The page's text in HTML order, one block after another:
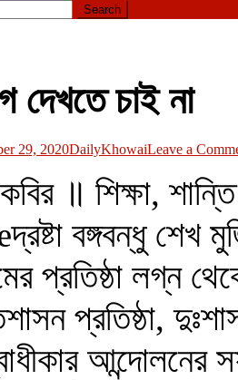
দেখতে চাই না
29, 2020DailyKhowaiLeave a
॥ শিক্ষা,
বঙ্গবন্ধু শেখ
প্রতিষ্ঠা লগ্ন
প্রতিষ্ঠা,